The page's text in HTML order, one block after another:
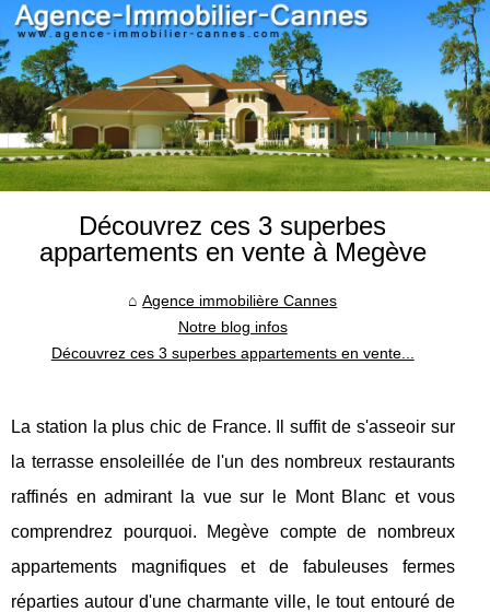
Découvrez ces 3 superbes
appartements en vente à Megève
Agence immobilière Cannes
Notre blog infos
Découvrez ces 3 superbes appartements en vente...
La station la plus chic de France. Il suffit de s'asseoir sur
la terrasse ensoleillée de l'un des nombreux restaurants
raffinés en admirant la vue sur le Mont Blanc et vous
comprendrez pourquoi. Megève compte de nombreux
appartements magnifiques et de fabuleuses fermes
réparties autour d'une charmante ville, le tout entouré de